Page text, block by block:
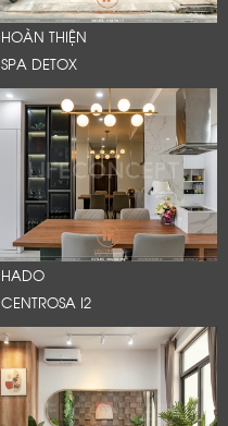
HOÀN THIỆN
SPA DETOX
HADO
CENTROSA I2